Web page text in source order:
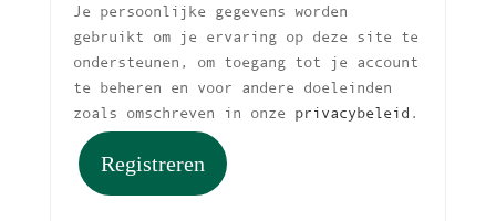
Je persoonlijke gegevens worden
gebruikt om je ervaring op deze site te
ondersteunen, om toegang tot je account
te beheren en voor andere doeleinden
zoals omschreven in onze privacybeleid .
Registreren